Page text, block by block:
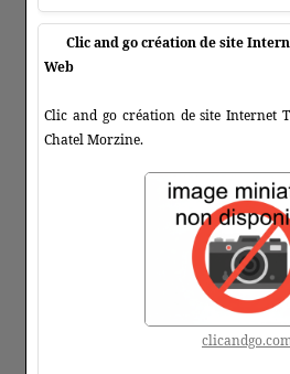
Clic and go création de site
Web
Clic and go création de site Internet
Chatel Morzine.